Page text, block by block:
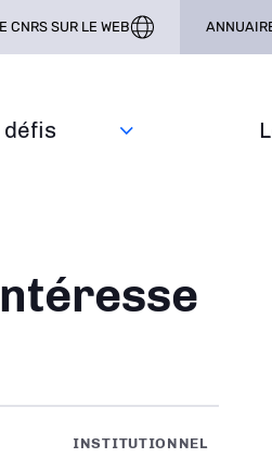
défis‎
CNRS SUR LE WEB
INSTITUTIONNEL